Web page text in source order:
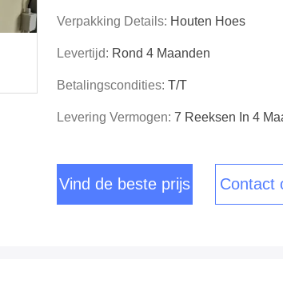
Verpakking Details: Houten Hoes
Levertijd: Rond 4 Maanden
Betalingscondities: T/T
Levering Vermogen: 7 Reeksen In 4
Vind de beste prijs Contact